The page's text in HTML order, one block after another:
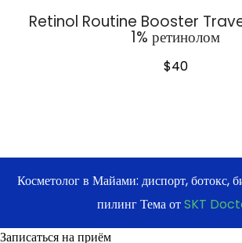
Retinol Routine Booster
1% ретинолом
$40
Косметолог в Майами: диспорт, ботокс,
пилинг Тема отSKT
Записаться на приём